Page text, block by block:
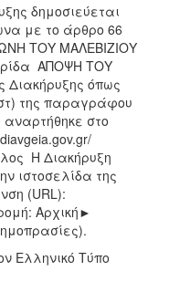
δημοσιεύεται
με το άρθρο 66
ΤΟΥ ΜΑΛΕΒΙΖΙΟΥ
ΑΠΟΨΗ ΤΟΥ
όπως
της παραγράφου
αναρτήθηκε στο
Η Διακήρυξη
ιστοσελίδα της
(URL):
Αρχική►
Ελληνικό Τύπο